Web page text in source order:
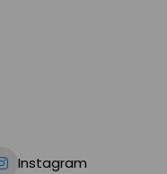
Instagram